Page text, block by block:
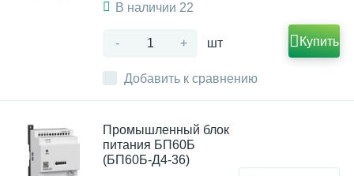
Добавить к сравнению
В наличии 22
- + шт Купить
Промышленный блок
питания БП60Б
(БП60Б-Д4-36)